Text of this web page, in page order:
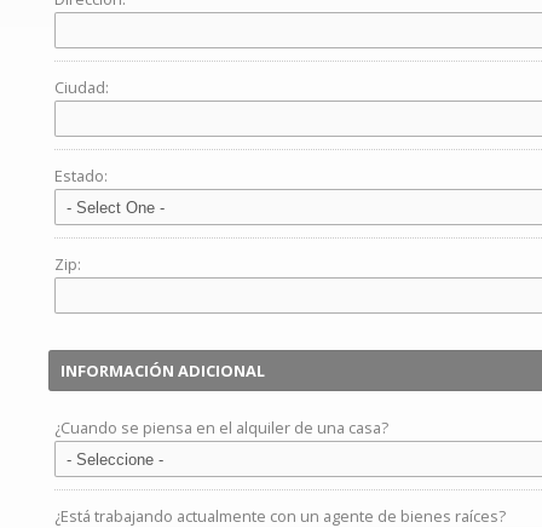
Ciudad:
Estado:
Zip:
INFORMACIÓN ADICIONAL
¿Cuando se piensa en el alquiler de una casa?
¿Está trabajando actualmente con un agente de bienes raíces?